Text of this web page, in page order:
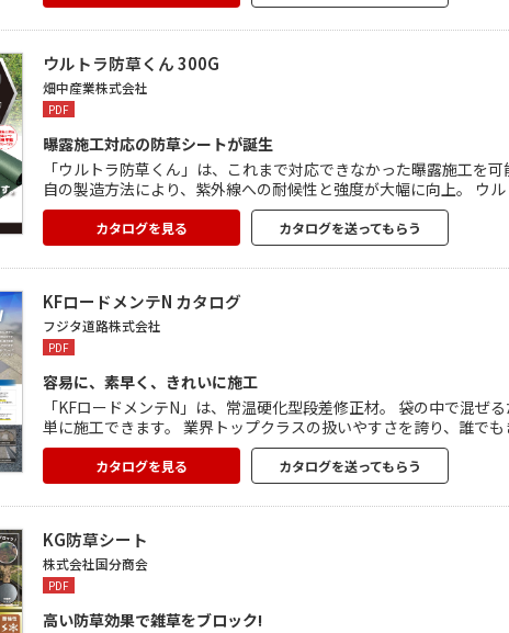
ウルトラ防草くん 300G
畑中産業株式会社
PDF
曝露施工対応の防草シートが誕生
「ウルトラ防草くん」は、これまで対応できなかった曝露施工を
自の製造方法により、紫外線への耐候性と強度が大幅に向上。 ウ
リ・溶剤に対し優れた耐性を持っています。 強力な雑草の抑制効
軽量のため持ち運びも簡単で、施工性にも優れています。
カタログを見る カタログを送ってもらう
KFロードメンテN カタログ
フジタ道路株式会社
PDF
容易に、素早く、きれいに施工
「KFロードメンテN」は、常温硬化型段差修正材。 袋の中で混
単に施工できます。 業界トップクラスの扱いやすさを誇り、誰で
縮強度、適度な曲げ強度によるバランスの取れた物性を実現。 中
で、無害で臭いも軽減。 道路やマンホール周りなど、さまざまな
カタログを見る カタログを送ってもらう
KG防草シート
株式会社国分商会
PDF
高い防草効果で雑草をブロック!